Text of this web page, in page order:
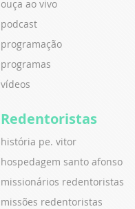
ouça ao vivo
podcast
programação
programas
vídeos
Redentoristas
história pe. vitor
hospedagem santo afonso
missionários redentoristas
missões redentoristas